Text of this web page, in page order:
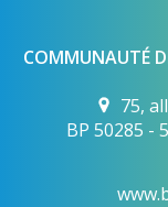
COMMUNAUTÉ
75,
BP 50285 -